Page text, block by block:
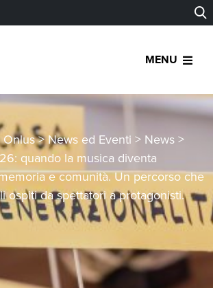
MENU
Onlus>News ed Eventi > News >
quando la musica diventa
e comunità. Un percorso che
ospiti da spettatori a protagonisti.